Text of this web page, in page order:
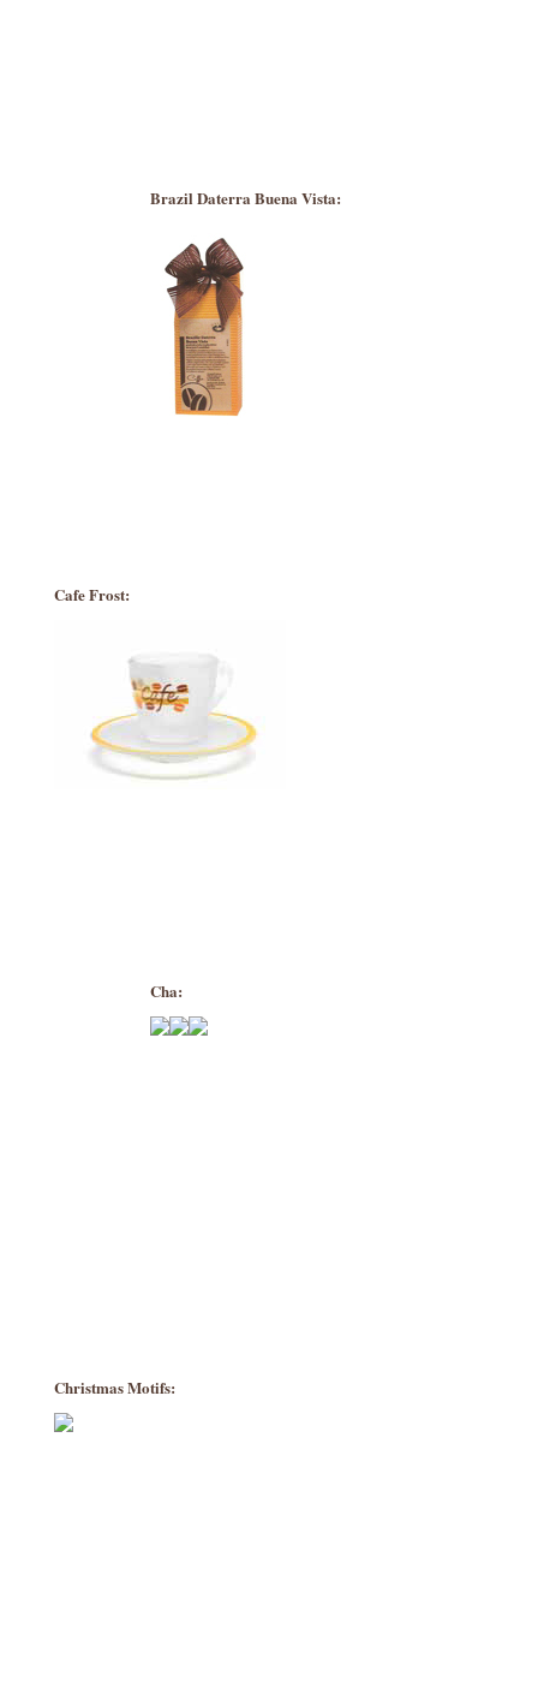
Brazil Daterra Buena Vista:
Cafe Frost:
Cha:
Christmas Motifs: